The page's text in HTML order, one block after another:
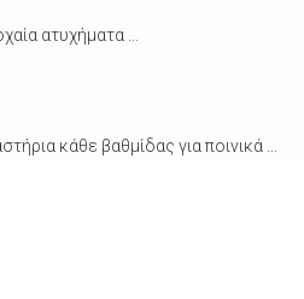
ατυχήματα ...
κάθε βαθμίδας για ποινικά ...